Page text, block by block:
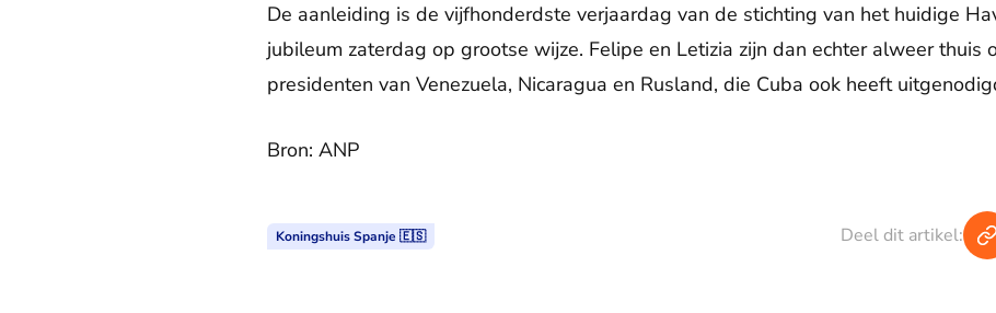
De aanleiding is de vijfhonderdste verjaardag van de stichting van het huidige
jubileum zaterdag op grootse wijze. Felipe en Letizia zijn dan echter alweer thuis
presidenten van Venezuela, Nicaragua en Rusland, die Cuba ook heeft
Bron: ANP
Koningshuis Spanje 🇪🇸 Deel dit artikel: